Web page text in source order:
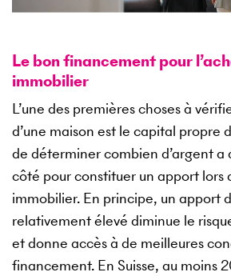
Le bon financement pour
immobilier
L’une des premières choses à
d’une maison est le capital propre
de déterminer combien d’argent a
côté pour constituer un apport lors
immobilier. En principe, un apport
relativement élevé diminue le
et donne accès à de meilleures
financement. En Suisse, au moins